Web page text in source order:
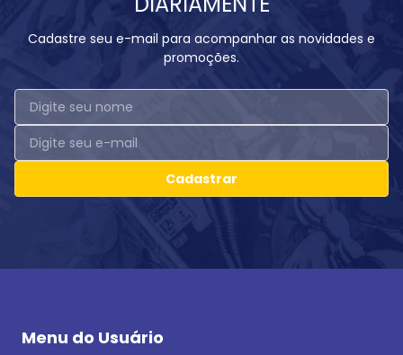
Cadastre seu e-mail para acompanhar as novidades e
promoções.
Cadastrar
Menu do Usuário